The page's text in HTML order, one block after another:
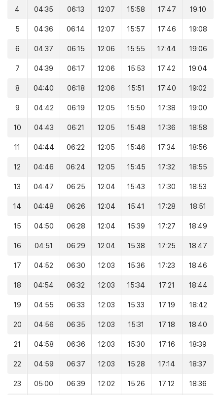
4 04:35 06:13 12:07 15:58 17:47 19:10
5 04:36 06:14 12:07 15:57 17:46 19:08
6 04:37 06:15 12:06 15:55 17:44 19:06
7 04:39 06:17 12:06 15:53 17:42 19:04
8 04:40 06:18 12:06 15:51 17:40 19:02
9 04:42 06:19 12:05 15:50 17:38 19:00
10 04:43 06:21 12:05 15:48 17:36 18:58
11 04:44 06:22 12:05 15:46 17:34 18:56
12 04:46 06:24 12:05 15:45 17:32 18:55
13 04:47 06:25 12:04 15:43 17:30 18:53
14 04:48 06:26 12:04 15:41 17:28 18:51
15 04:50 06:28 12:04 15:39 17:27 18:49
16 04:51 06:29 12:04 15:38 17:25 18:47
17 04:52 06:30 12:03 15:36 17:23 18:46
18 04:54 06:32 12:03 15:34 17:21 18:44
19 04:55 06:33 12:03 15:33 17:19 18:42
20 04:56 06:35 12:03 15:31 17:18 18:40
21 04:58 06:36 12:03 15:30 17:16 18:39
22 04:59 06:37 12:03 15:28 17:14 18:37
23 05:00 06:39 12:02 15:26 17:12 18:36